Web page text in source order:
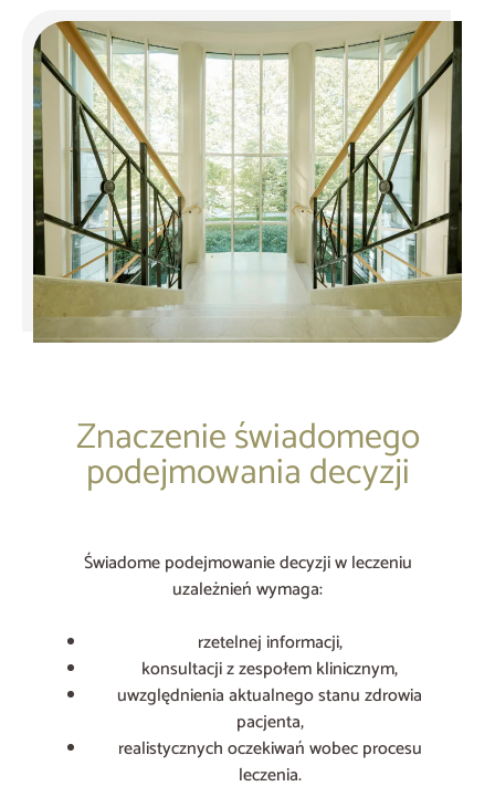
Znaczenie świadomego
podejmowania decyzji
Świadome podejmowanie decyzji w leczeniu
uzależnień wymaga:
rzetelnej informacji,
konsultacji z zespołem klinicznym,
uwzględnienia aktualnego stanu zdrowia
pacjenta,
realistycznych oczekiwań wobec procesu
leczenia.